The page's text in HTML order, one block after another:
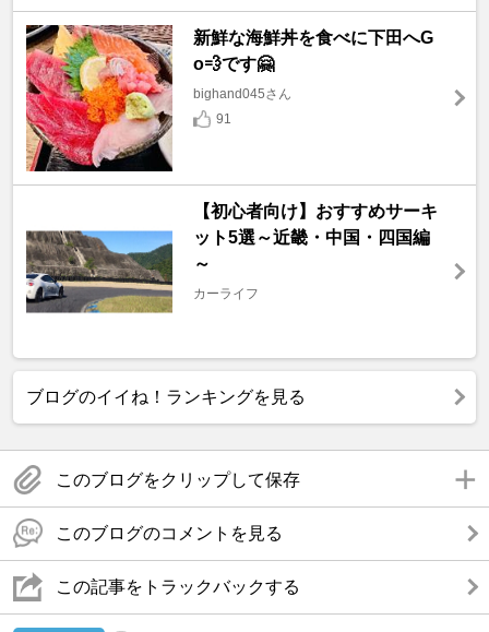
新鮮な海鮮丼を食べに下田へG
o💨です🤗
bighand045さん
91
【初心者向け】おすすめサーキ
ット5選～近畿・中国・四国編
～
カーライフ
ブログのイイね！ランキングを見る
このブログをクリップして保存
このブログのコメントを見る
この記事をトラックバックする